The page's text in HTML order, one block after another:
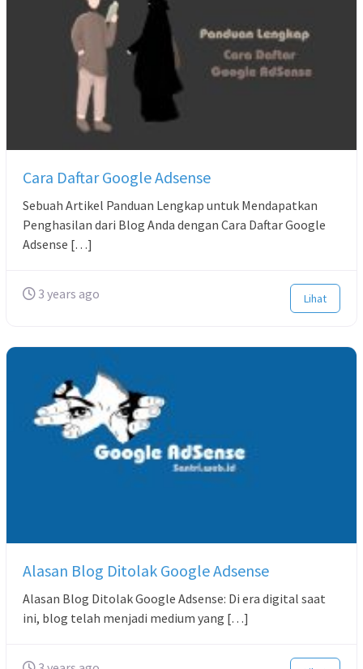
Cara Daftar Google Adsense
Sebuah Artikel Panduan Lengkap untuk Mendapatkan
Penghasilan dari Blog Anda dengan Cara Daftar Google
Adsense […]
3 years ago Lihat
Alasan Blog Ditolak Google Adsense
Alasan Blog Ditolak Google Adsense: Di era digital saat
ini, blog telah menjadi medium yang […]